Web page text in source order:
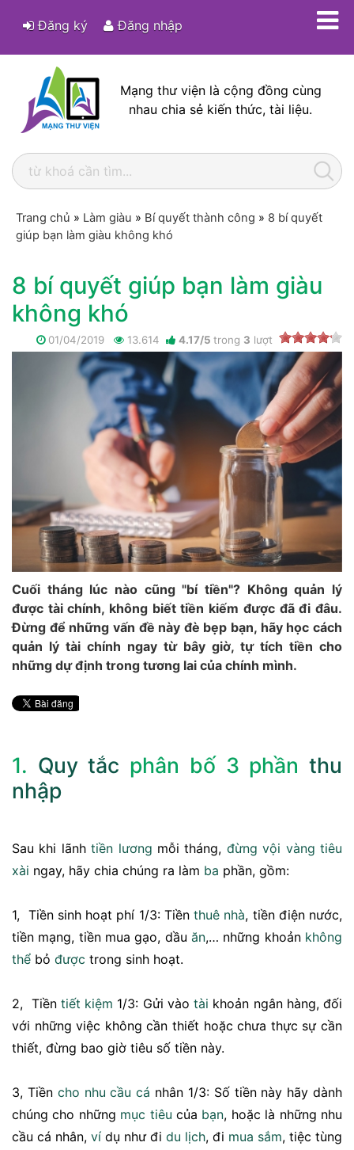
Đăng ký Đăng nhập
Mạng thư viện là cộng đồng cùng
nhau chia sẻ kiến thức, tài liệu.
Trang chủ » Làm giàu » Bí quyết thành công » 8 bí quyết
giúp bạn làm giàu không khó
8 bí quyết giúp bạn làm giàu
không khó
01/04/2019 13.614 4.17/5 trong 3 lượt
Cuối tháng lúc nào cũng "bí tiền"? Không quản lý
được tài chính, không biết tiền kiếm được đã đi đâu.
Đừng để những vấn đề này đè bẹp bạn, hãy học cách
quản lý tài chính ngay từ bây giờ, tự tích tiền cho
những dự định trong tương lai của chính mình.
1. Quy tắc phân bố 3 phầnthu
nhập
Sau khi lãnhtiền lương mỗi tháng, đừng vội vàng tiêu
xài ngay, hãy chia chúng ra làm ba phần, gồm:
1, Tiền sinh hoạt phí 1/3: Tiền thuê nhà, tiền điện nước,
tiền mạng, tiền mua gạo, dầu ăn,… những khoản không
thể bỏ được trong sinh hoạt.
2, Tiền tiết kiệm 1/3: Gửi vào tài khoản ngân hàng, đối
với những việc không cần thiết hoặc chưa thực sự cần
thiết, đừng bao giờ tiêu số tiền này.
3, Tiền cho nhu cầu cá nhân 1/3: Số tiền này hãy dành
chúng cho những mục tiêu của bạn, hoặc là những nhu
cầu cá nhân, ví dụ như đi du lịch, đi mua sắm, tiệc tùng